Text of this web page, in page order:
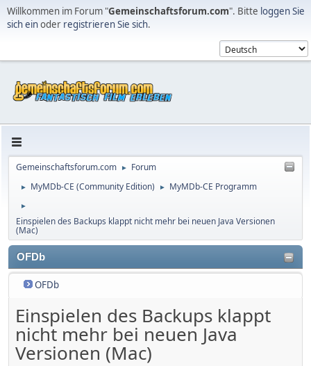
Willkommen im Forum "Gemeinschaftsforum.com". Bitte loggen Sie
sich einoder registrieren Sie sich.
Gemeinschaftsforum.com ► Forum
► MyMDb-CE (Community Edition) ► MyMDb-CE Programm
►
Einspielen des Backups klappt nicht mehr bei neuen Java Versionen
(Mac)
OFDb
OFDb
Einspielen des Backups klappt
nicht mehr bei neuen Java
Versionen (Mac)